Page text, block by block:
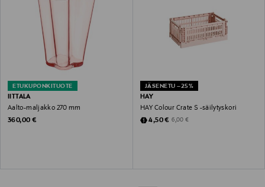
ETUKUPONKITUOTE
IITTALA
Aalto-maljakko 270 mm
Original Price
360,00 €
JÄSENETU –25%
HAY
HAY Colour Crate S -säilytyskori
Discounted Price
4,50 € Original Price
6,00 €